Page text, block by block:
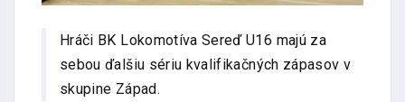
Hráči BK Lokomotíva Sereď U16 majú za
sebou ďalšiu sériu kvalifikačných zápasov v
skupine Západ.